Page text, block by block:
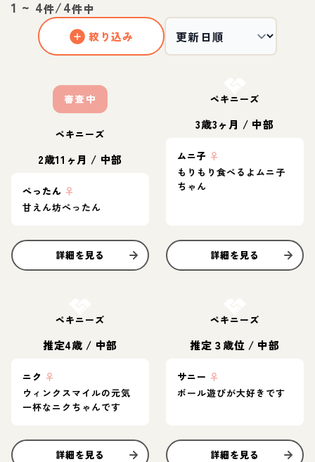
1 ~ 4件/4件中
絞り込み
審査中
ペキニーズ
2歳11ヶ月 / 中部
ぺったん ♀
甘えん坊ぺったん
詳細を見る
ペキニーズ
3歳3ヶ月 / 中部
ムニ子 ♀
もりもり食べるよムニ子
ちゃん
詳細を見る
ペキニーズ
推定4歳 / 中部
ニク ♀
ウィンクスマイルの元気
一杯なニクちゃんです
詳細を見る
ペキニーズ
推定３歳位 / 中部
サニー ♀
ボール遊びが大好きです
詳細を見る